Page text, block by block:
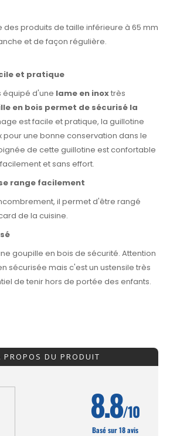
des produits de taille inférieure à 65 mm
et de façon régulière.
et pratique
équipé d'une lame en inoxtrès
en bois permet de sécurisé la
est facile et pratique, la guillotine
pour une bonne conservation dans le
de cette guillotine est confortable
et sans effort.
range facilement
il permet d'être rangé
de la cuisine.
goupille en bois de sécurité. Attention
sécurisée mais c'est un ustensile très
de tenir hors de portée des enfants.
PROPOS DU PRODUIT
8.8/10
Basé sur 18 avis